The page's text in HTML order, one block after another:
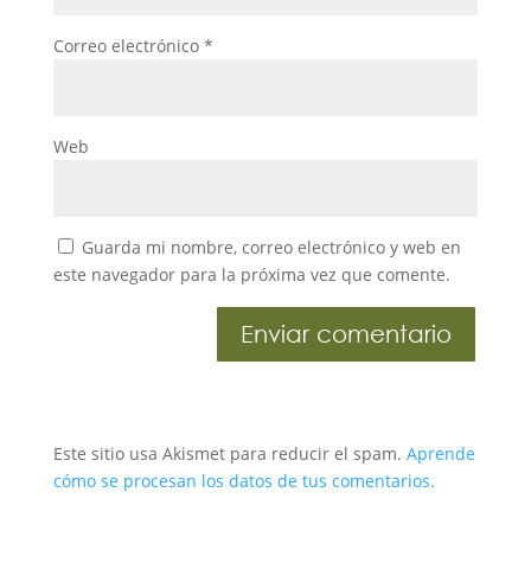
Correo electrónico *
Web
Guarda mi nombre, correo electrónico y web en
este navegador para la próxima vez que comente.
Este sitio usa Akismet para reducir el spam. Aprende
cómo se procesan los datos de tus comentarios.